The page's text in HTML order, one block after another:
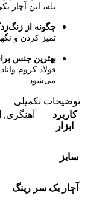
بله، این آچار
چگونه از
تمیز کردن و
بهترین جنس
فولاد کروم
می‌شود.
توضیحات تکمیلی
کاربرد
ابزار
آهنگری,
سایز
آچار یک سر رینگ